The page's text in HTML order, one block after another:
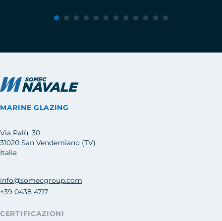
MARINE GLAZING
Via Palù, 30
31020 San Vendemiano (TV)
Italia
info@somecgroup.com
+39 0438 4717
CERTIFICAZIONI